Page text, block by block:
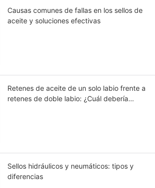
Causas comunes de fallas en los sellos de
aceite y soluciones efectivas
Retenes de aceite de un solo labio frente a
retenes de doble labio: ¿Cuál debería
Sellos hidráulicos y neumáticos: tipos y
diferencias